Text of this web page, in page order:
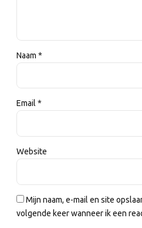
Naam *
Email *
Website
Mijn naam, e-mail en site
volgende keer wanneer ik een